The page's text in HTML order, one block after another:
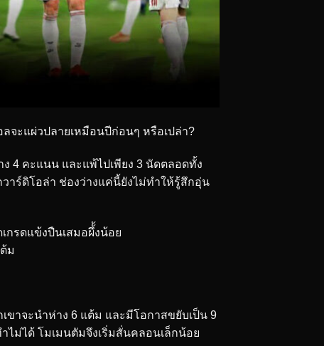
จะแผ่วปลายเหมือนปีก่อนๆ หรือเปล่า?
4 คะแนน และแพ้ไปเพียง 3 นัดตลอดทั้ง
าร์ดิโอล่า ช่องว่างแค่นี้ยังไม่ทำให้รู้สึกอุ่น
กรดแข้งปืนเสมอผึ้้งน้อย
ม
ขาจะนำห่าง 6 แต้ม และมีโอกาสขยับเป็น 9
ม่ได้ โมเมนตัมจึงเริ่มสั่นคลอนเล็กน้อย